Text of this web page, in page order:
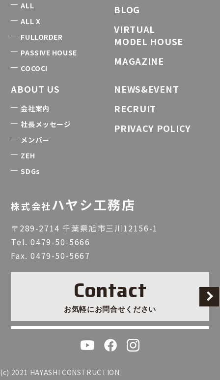
ALL
ALL X
FULLORDER
PASSIVE HOUSE
COCOCI
BLOG
VIRTUAL
MODEL HOUSE
MAGAZINE
ABOUT US
会社案内
社長メッセージ
メンバー
ZEH
SDGs
NEWS&EVENT
RECRUIT
PRIVACY POLICY
株式会社ハヤシ工務店
〒289-2714 千葉県旭市三川12156-1
Tel.0479-50-5666
Fax. 0479-50-5667
Contact
お気軽にお問合せください
(c) 2021 HAYASHI CONSTRUCTION